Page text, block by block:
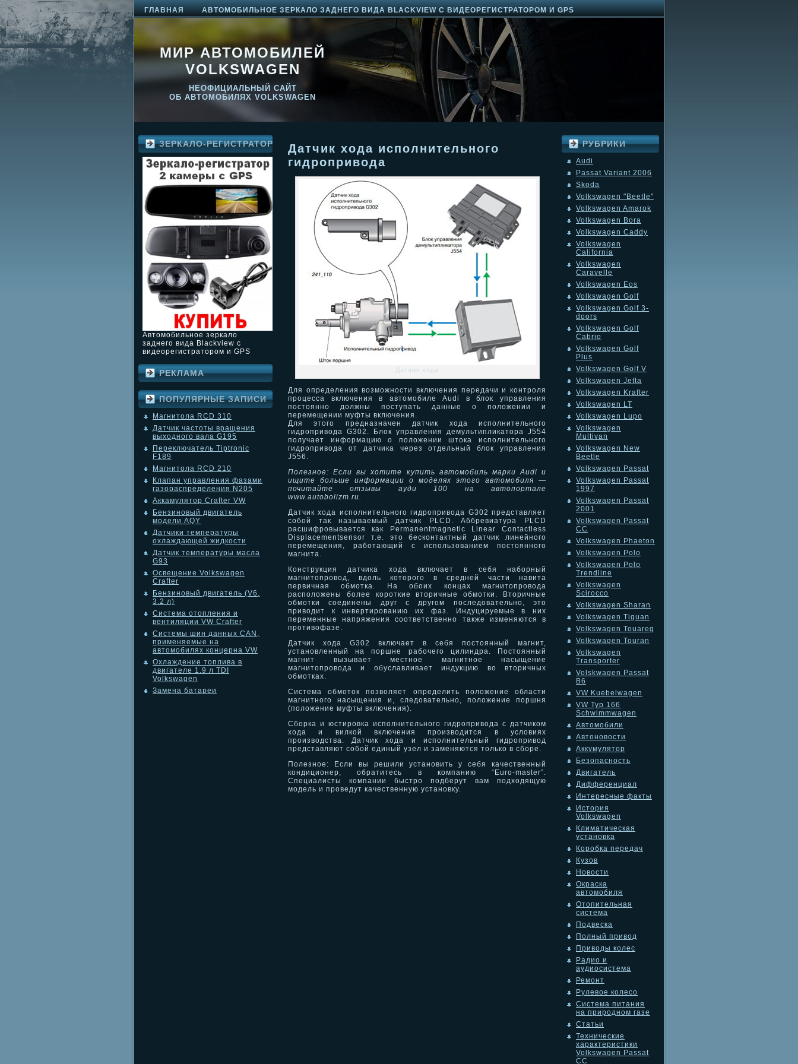
ГЛАВНАЯ АВТОМОБИЛЬНОЕ ЗЕРКАЛО ЗАДНЕГО ВИДА BLACKVIEW С ВИДЕОРЕГИСТРАТОРОМ И GPS
МИР АВТОМОБИЛЕЙ
VOLKSWAGEN
НЕОФИЦИАЛЬНЫЙ САЙТ
ОБ АВТОМОБИЛЯХ VOLKSWAGEN
ЗЕРКАЛО-РЕГИСТРАТОР
Автомобильное зеркало
заднего вида Blackview с
видеорегистратором и GPS
РЕКЛАМА
ПОПУЛЯРНЫЕ ЗАПИСИ
Магнитола RCD 310
Датчик частоты вращения
выходного вала G195
Переключатель Tiptronic
F189
Магнитола RCD 210
Клапан управления фазами
газораспределения N205
Аккамулятор Crafter VW
Бензиновый двигатель
модели AQY
Датчики температуры
охлаждающей жидкости
Датчик температуры масла
G93
Освещение Volkswagen
Crafter
Бензиновый двигатель (V6,
3.2 л)
Система отопления и
вентиляции VW Crafter
Системы шин данных CAN,
применяемые на
автомобилях концерна VW
Охлаждение топлива в
двигателе 1.9 л TDI
Volkswagen
Замена батареи
Датчик хода исполнительного
гидропривода
Датчик хода
Для определения возможности включения передачи и контроля
процесса включения в автомобиле Audi в блок управления
постоянно должны поступать данные о положении и
перемещении муфты включения.
Для этого предназначен датчик хода исполнительного
гидропривода G302. Блок управления демультипликатора J554
получает информацию о положении штока исполнительного
гидропривода от датчика через отдельный блок управления
J556.
Полезное: Если вы хотите купить автомобиль марки Audi и
ищите больше информации о моделях этого автомобиля —
почитайте отзывы ауди 100 на автопортале
www.autobolizm.ru.
Датчик хода исполнительного гидропривода G302 представляет
собой так называемый датчик PLCD. Аббревиатура PLCD
расшифровывается как Permanentmagnetic Linear Contactless
Displacementsensor т.е. это бесконтактный датчик линейного
перемещения, работающий с использованием постоянного
магнита.
Конструкция датчика хода включает в себя наборный
магнитопровод, вдоль которого в средней части навита
первичная обмотка. На обоих концах магнитопровода
расположены более короткие вторичные обмотки. Вторичные
обмотки соединены друг с другом последовательно, это
приводит к инвертированию их фаз. Индуцируемые в них
переменные напряжения соответственно также изменяются в
противофазе.
Датчик хода G302 включает в себя постоянный магнит,
установленный на поршне рабочего цилиндра. Постоянный
магнит вызывает местное магнитное насыщение
магнитопровода и обуславливает индукцию во вторичных
обмотках.
Система обмоток позволяет определить положение области
магнитного насыщения и, следовательно, положение поршня
(положение муфты включения).
Сборка и юстировка исполнительного гидропривода с датчиком
хода и вилкой включения производится в условиях
производства. Датчик хода и исполнительный гидропривод
представляют собой единый узел и заменяются только в сборе.
Полезное: Если вы решили установить у себя качественный
кондиционер, обратитесь в компанию “Euro-master”.
Специалисты компании быстро подберут вам подходящую
модель и проведут качественную установку.
РУБРИКИ
Audi
Passat Variant 2006
Skoda
Volkswagen "Beetle"
Volkswagen Amarok
Volkswagen Bora
Volkswagen Caddy
Volkswagen
California
Volkswagen
Caravelle
Volkswagen Eos
Volkswagen Golf
Volkswagen Golf 3-
doors
Volkswagen Golf
Cabrio
Volkswagen Golf
Plus
Volkswagen Golf V
Volkswagen Jetta
Volkswagen Krafter
Volkswagen LT
Volkswagen Lupo
Volkswagen
Multivan
Volkswagen New
Beetle
Volkswagen Passat
Volkswagen Passat
1997
Volkswagen Passat
2001
Volkswagen Passat
CC
Volkswagen Phaeton
Volkswagen Polo
Volkswagen Polo
Trendline
Volkswagen
Scirocco
Volkswagen Sharan
Volkswagen Tiguan
Volkswagen Touareg
Volkswagen Touran
Volkswagen
Transporter
Volskwagen Passat
B6
VW Kuebelwagen
VW Typ 166
Schwimmwagen
Автомобили
Автоновости
Аккумулятор
Безопасность
Двигатель
Дифференциал
Интересные факты
История
Volkswagen
Климатическая
установка
Коробка передач
Кузов
Новости
Окраска
автомобиля
Отопительная
система
Подвеска
Полный привод
Приводы колес
Радио и
аудиосистема
Ремонт
Рулевое колесо
Система питания
на природном газе
Статьи
Технические
характеристики
Volkswagen Passat
CC